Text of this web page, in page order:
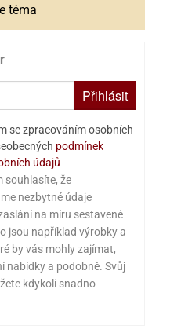
téma
Přihlásit
se zpracováním osobních
podmínek
údajů
souhlasíte, že
nezbytné údaje
na míru sestavené
jsou například výrobky a
by vás mohly zajímat,
nabídky a podobně. Svůj
kdykoli snadno